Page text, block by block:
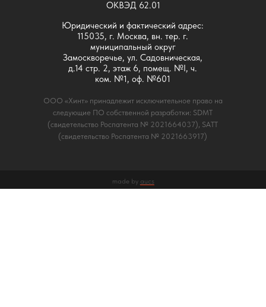
ОКВЭД 62.01
Юридический и фактический адрес:
115035, г. Москва, вн. тер. г.
муниципальный округ
Замоскворечье, ул. Садовническая,
д.14 стр. 2, этаж 6, помещ. №I, ч.
ком. №1, оф. №601
ООО «Хинт» принадлежит исключительное право на
следующие ПО собственной разработки: SDMT
(свидетельство Роспатента № 2021664037), SATT
(свидетельство Роспатента № 2021663917)
made by aucs